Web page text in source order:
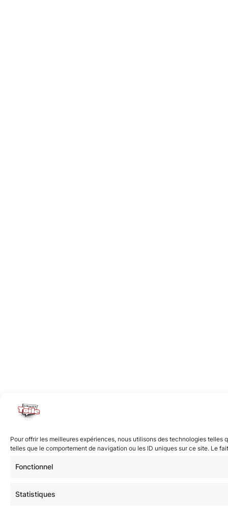
Pour offrir les meilleures expériences, nous utilisons des technologies
telles que le comportement de navigation ou les ID uniques sur ce site. Le
Fonctionnel
Statistiques